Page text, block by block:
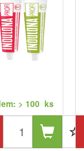
> 100 ks